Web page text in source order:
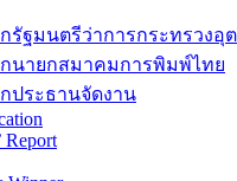
รัฐมนตรีว่าการกระทรวงอุ
กนายกสมาคมการพิมพ์ไทย
ประธานจัดงาน
Report